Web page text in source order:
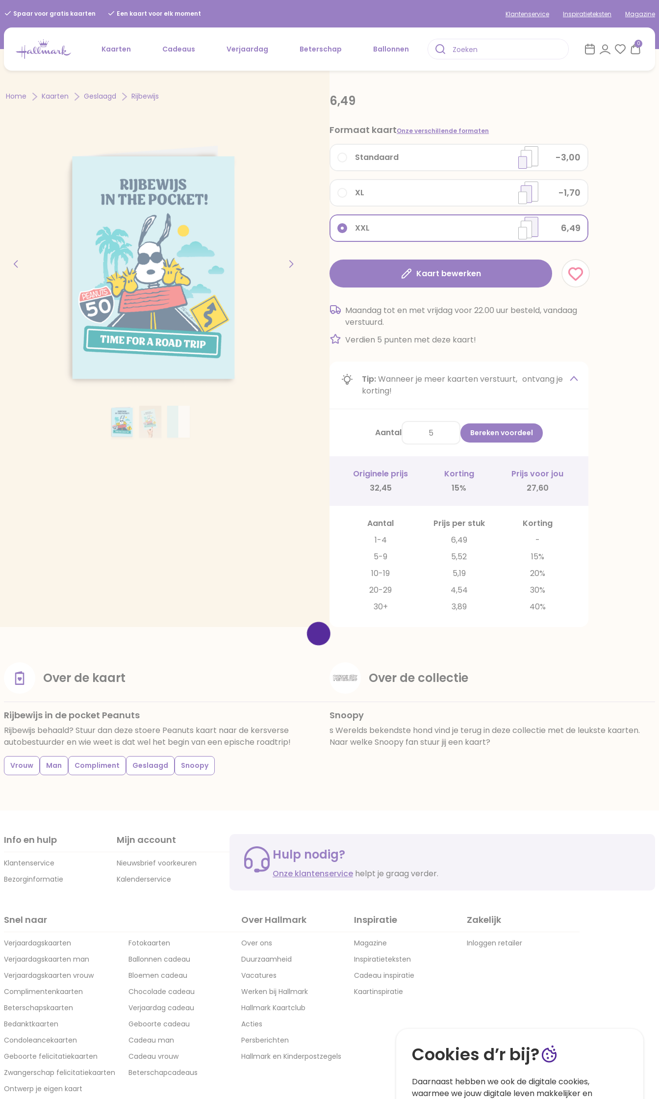
Spaar voor gratis kaarten Een kaart voor elk moment Klantenservice Inspiratieteksten Magazine
Kaarten Cadeaus Verjaardag Beterschap Ballonnen
0
Home Kaarten Geslaagd Rijbewijs 6,49
Formaat kaartOnze verschillende formaten
XXL 6,49
XL -1,70
Standaard -3,00
Kaart bewerken
Maandag tot en met vrijdag voor 22.00 uur besteld, vandaag
verstuurd.
Verdien 5 punten met deze kaart!
Tip:Wanneer je meer kaarten verstuurt, ontvang je
korting!
Aantal Bereken voordeel
Originele prijs Korting
Prijs voor jou
32,45
15% 27,60
Aantal Prijs per stuk
Korting
1-4
6,49
-
5-9
5,52
15%
10-19
5,19
20%
20-29
4,54
30%
30+
3,89 40%
Over de kaart
Rijbewijs in de pocket Peanuts
Rijbewijs behaald? Stuur dan deze stoere Peanuts kaart naar de kersverse
autobestuurder en wie weet is dat wel het begin van een epische roadtrip!
Vrouw Man Compliment Geslaagd Snoopy
Over de collectie
Snoopy
s Werelds bekendste hond vind je terug in deze collectie met de leukste kaarten.
Naar welke Snoopy fan stuur jij een kaart?
Info en hulp
Klantenservice
Bezorginformatie
Mijn account
Nieuwsbrief voorkeuren
Kalenderservice
Hulp nodig?
Onze klantenservice helpt je graag verder.
Snel naar
Verjaardagskaarten
Verjaardagskaarten man
Verjaardagskaarten vrouw
Complimentenkaarten
Beterschapskaarten
Bedanktkaarten
Condoleancekaarten
Geboorte felicitatiekaarten
Zwangerschap felicitatiekaarten
Ontwerp je eigen kaart
Fotokaarten
Ballonnen cadeau
Bloemen cadeau
Chocolade cadeau
Verjaardag cadeau
Geboorte cadeau
Cadeau man
Cadeau vrouw
Beterschapcadeaus
Over Hallmark
Over ons
Duurzaamheid
Vacatures
Werken bij Hallmark
Hallmark Kaartclub
Acties
Persberichten
Hallmark en Kinderpostzegels
Inspiratie
Magazine
Inspiratieteksten
Cadeau inspiratie
Kaartinspiratie
Zakelijk
Inloggen retailer
Cookies d’r bij?
Daarnaast hebben we ook de digitale cookies,
waarmee we jouw digitale leven makkelijker en